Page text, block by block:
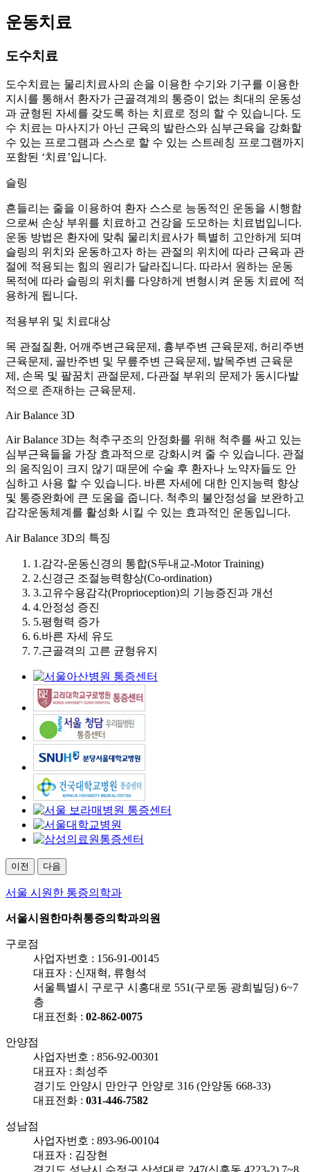
운동치료
도수치료
도수치료는 물리치료사의 손을 이용한 수기와 기구를 이용한
지시를 통해서 환자가 근골격계의 통증이 없는 최대의 운동성
과 균형된 자세를 갖도록 하는 치료로 정의 할 수 있습니다. 도
수 치료는 마사지가 아닌 근육의 발란스와 심부근육을 강화할
수 있는 프로그램과 스스로 할 수 있는 스트레칭 프로그램까지
포함된 ‘치료’입니다.
슬링
흔들리는 줄을 이용하여 환자 스스로 능동적인 운동을 시행함
으로써 손상 부위를 치료하고 건강을 도모하는 치료법입니다.
운동 방법은 환자에 맞춰 물리치료사가 특별히 고안하게 되며
슬링의 위치와 운동하고자 하는 관절의 위치에 따라 근육과 관
절에 적용되는 힘의 원리가 달라집니다. 따라서 원하는 운동
목적에 따라 슬링의 위치를 다양하게 변형시켜 운동 치료에 적
용하게 됩니다.
적용부위 및 치료대상
목 관절질환, 어깨주변근육문제, 흉부주변 근육문제, 허리주변
근육문제, 골반주변 및 무릎주변 근육문제, 발목주변 근육문
제, 손목 및 팔꿈치 관절문제, 다관절 부위의 문제가 동시다발
적으로 존재하는 근육문제.
Air Balance 3D
Air Balance 3D는 척추구조의 안정화를 위해 척추를 싸고 있는
심부근육들을 가장 효과적으로 강화시켜 줄 수 있습니다. 관절
의 움직임이 크지 않기 때문에 수술 후 환자나 노약자들도 안
심하고 사용 할 수 있습니다. 바른 자세에 대한 인지능력 향상
및 통증완화에 큰 도움을 줍니다. 척추의 불안정성을 보완하고
감각운동체계를 활성화 시킬 수 있는 효과적인 운동입니다.
Air Balance 3D의 특징
1.감각-운동신경의 통합(S두내교-Motor Training)
2.신경근 조절능력향상(Co-ordination)
3.고유수용감각(Proprioception)의 기능증진과 개선
4.안정성 증진
5.평형력 증가
6.바른 자세 유도
7.근골격의 고른 균형유지
이전 다음
서울 시원한 통증의학과
서울시원한마취통증의학과의원
구로점
사업자번호 : 156-91-00145
대표자 : 신재혁, 류형석
서울특별시 구로구 시흥대로 551(구로동 광희빌딩) 6~7
층
대표전화 : 02-862-0075
안양점
사업자번호 : 856-92-00301
대표자 : 최성주
경기도 안양시 만안구 안양로 316 (안양동 668-33)
대표전화 : 031-446-7582
성남점
사업자번호 : 893-96-00104
대표자 : 김장현